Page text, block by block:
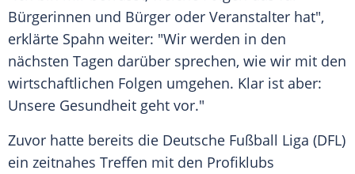
Bürgerinnen und Bürger oder Veranstalter hat",
erklärte Spahn weiter: "Wir werden in den
nächsten Tagen darüber sprechen, wie wir mit den
wirtschaftlichen Folgen umgehen. Klar ist aber:
Unsere Gesundheit geht vor."
Zuvor hatte bereits die Deutsche Fußball Liga (DFL)
ein zeitnahes Treffen mit den Profiklubs